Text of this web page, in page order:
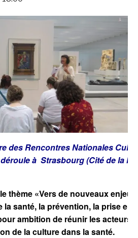
des Rencontres Nationales
à Strasbourg (Cité de la
thème «Vers de nouveaux
santé, la prévention, la prise en
ambition de réunir les acteurs
de la culture dans la santé.